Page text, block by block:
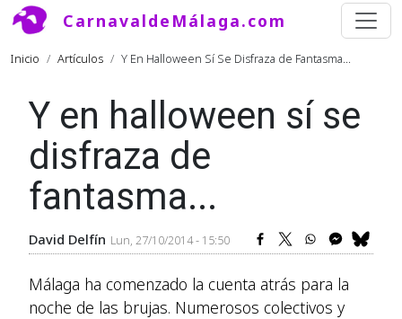
Pasar al contenido principal
CarnavaldeMálaga.com
Inicio Artículos Y En Halloween Sí Se Disfraza de Fantasma...
Y en halloween sí se
disfraza de
fantasma...
David Delfín Lun, 27/10/2014 - 15:50
Málaga ha comenzado la cuenta atrás para la
noche de las brujas. Numerosos colectivos y